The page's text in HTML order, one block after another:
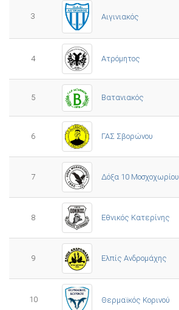
3 Αιγινιακός
4 Ατρόμητος
5 Βατανιακός
6 ΓΑΣ Σβορώνου
7 Δόξα 10 Μοσχοχωρίου
8 Εθνικός Κατερίνης
9 Ελπίς Ανδρομάχης
10 Θερμαϊκός Κορινού